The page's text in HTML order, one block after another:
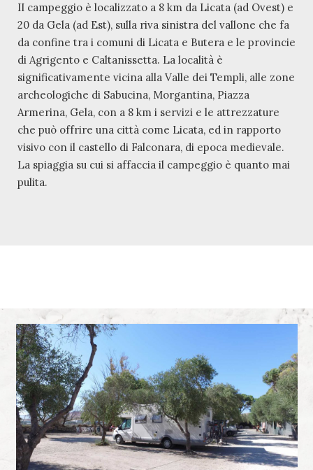
II campeggio è localizzato a 8 km da Licata (ad Ovest) e
20 da Gela (ad Est), sulla riva sinistra del vallone che fa
da confine tra i comuni di Licata e Butera e le provincie
di Agrigento e Caltanissetta. La località è
significativamente vicina alla Valle dei Templi, alle zone
archeologiche di Sabucina, Morgantina, Piazza
Armerina, Gela, con a 8 km i servizi e le attrezzature
che può offrire una città come Licata, ed in rapporto
visivo con il castello di Falconara, di epoca medievale.
La spiaggia su cui si affaccia il campeggio è quanto mai
pulita.